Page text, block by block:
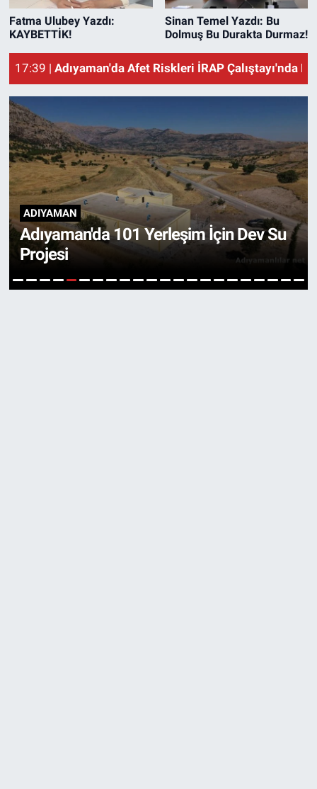
Fatma Ulubey Yazdı:
KAYBETTİK!
Sinan Temel Yazdı: Bu
Dolmuş Bu Durakta Durmaz!
18:00 |Besni'de Kontrolden Çıkan Otomobil Şarampole
17:50 |Adıyaman'da 101 Yerleşim İçin Dev Su Projesi
18:36 |MHP'li Fendoğlu'ndan Sosyal Konut Çağrısı
KÜLTÜR - SANAT
IFRI Raporunda Adıyaman İçin
"Metroköy" Değerlendirmesi
Özel Haber
Kültür Sanat
Eğitim
Ekonomi
Yaşam
Çevre
BİLİM VE TEKNOLOJİ
Şambayat Haber